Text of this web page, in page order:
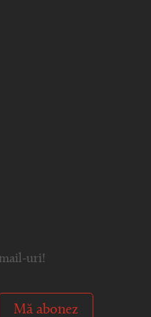
uri!
Mă abonez